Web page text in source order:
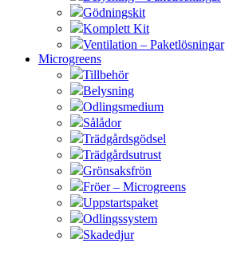
Gödningskit
Komplett Kit
Ventilation – Paketlösningar
Microgreens
Tillbehör
Belysning
Odlingsmedium
Sålådor
Trädgårdsgödsel
Trädgårdsutrust
Grönsaksfrön
Fröer – Microgreens
Uppstartspaket
Odlingssystem
Skadedjur